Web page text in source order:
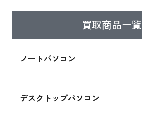
買取商品一覧
ノートパソコン
デスクトップパソコン